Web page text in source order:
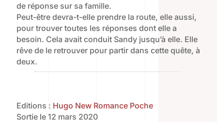
de réponse sur sa famille.
Peut-être devra-t-elle prendre la route, elle aussi,
pour trouver toutes les réponses dont elle a
besoin. Cela avait conduit Sandy jusqu’à elle. Elle
rêve de le retrouver pour partir dans cette quête, à
deux.
Editions : Hugo New Romance Poche
Sortie le 12 mars 2020